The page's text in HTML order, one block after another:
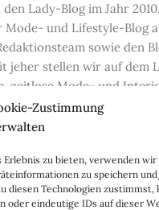
Zustimmung
zu bieten, verwenden wir
zu speichern
diesen Technologien zustimmst,
oder eindeutige IDs auf dieser
Lady-Blog im Jahr
Mode- und Lifestyle-Blog
sowie den
jeher stellen wir auf dem
zeitlose Mode- und
verarbeitet und
hergestellt wurden – gerne
und kleine feine
eine Präsentationsfläche
Leben ein bisschen